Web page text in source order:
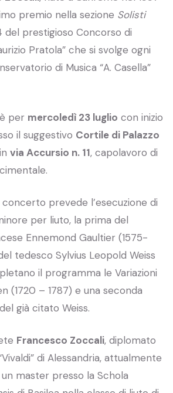
premio nella sezione Solisti
del prestigioso Concorso di
Pratola” che si svolge ogni
di Musica “A. Casella”
per mercoledì 23 luglio con inizio
il suggestivo Cortile di Palazzo
via Accursio n. 11, capolavoro di
prevede l’esecuzione di
per liuto, la prima del
Ennemond Gaultier (1575-
tedesco Sylvius Leopold Weiss
il programma le Variazioni
(1720 – 1787) e una seconda
già citato Weiss.
Francesco Zoccali, diplomato
di Alessandria, attualmente
master presso la Schola